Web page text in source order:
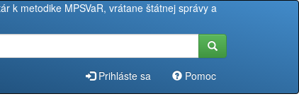
k metodike MPSVaR, vrátane štátnej správy a
Prihláste sa Pomoc